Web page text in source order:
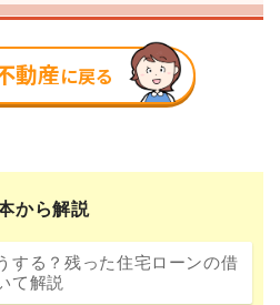
から解説
する？残った住宅ローンの借
て解説